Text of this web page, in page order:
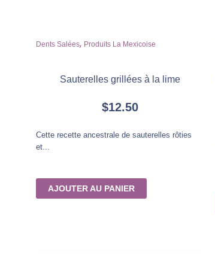
Dents Salées, Produits La Mexicoise
Sauterelles grillées à la lime
$12.50
Cette recette ancestrale de sauterelles rôties
et...
AJOUTER AU PANIER